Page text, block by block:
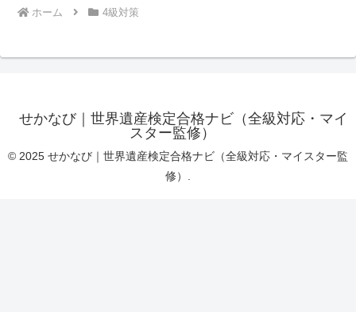
ホーム 4級対策
せかなび｜世界遺産検定合格ナビ（全級対応・マイ
スター監修）
© 2025 せかなび｜世界遺産検定合格ナビ（全級対応・マイスター監
修）.